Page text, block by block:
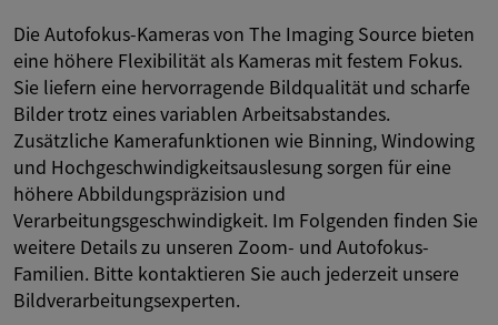
Die Autofokus-Kameras von The Imaging Source bieten
eine höhere Flexibilität als Kameras mit festem Fokus.
Sie liefern eine hervorragende Bildqualität und scharfe
Bilder trotz eines variablen Arbeitsabstandes.
Zusätzliche Kamerafunktionen wie Binning, Windowing
und Hochgeschwindigkeitsauslesung sorgen für eine
höhere Abbildungspräzision und
Verarbeitungsgeschwindigkeit. Im Folgenden finden Sie
weitere Details zu unseren Zoom- und Autofokus-
Familien. Bitte kontaktieren Sie auch jederzeit unsere
Bildverarbeitungsexperten.